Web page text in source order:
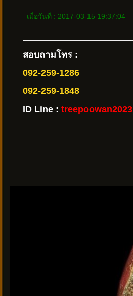
เมื่อวันที่ : 2017-03-15 19:37:04
สอบถามโทร :
092-259-1286
092-259-1848
ID Line : treepoowan2023